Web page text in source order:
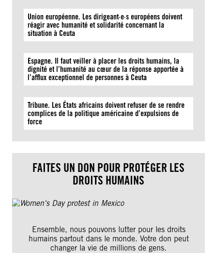
Union européenne. Les dirigeant·e·s européens doivent
réagir avec humanité et solidarité concernant la
situation à Ceuta
Espagne. Il faut veiller à placer les droits humains, la
dignité et l’humanité au cœur de la réponse apportée à
l’afflux exceptionnel de personnes à Ceuta
Tribune. Les États africains doivent refuser de se rendre
complices de la politique américaine d’expulsions de
force
FAITES UN DON POUR PROTÉGER LES
DROITS HUMAINS
Ensemble, nous pouvons lutter pour les droits
humains partout dans le monde. Votre don peut
changer la vie de millions de gens.